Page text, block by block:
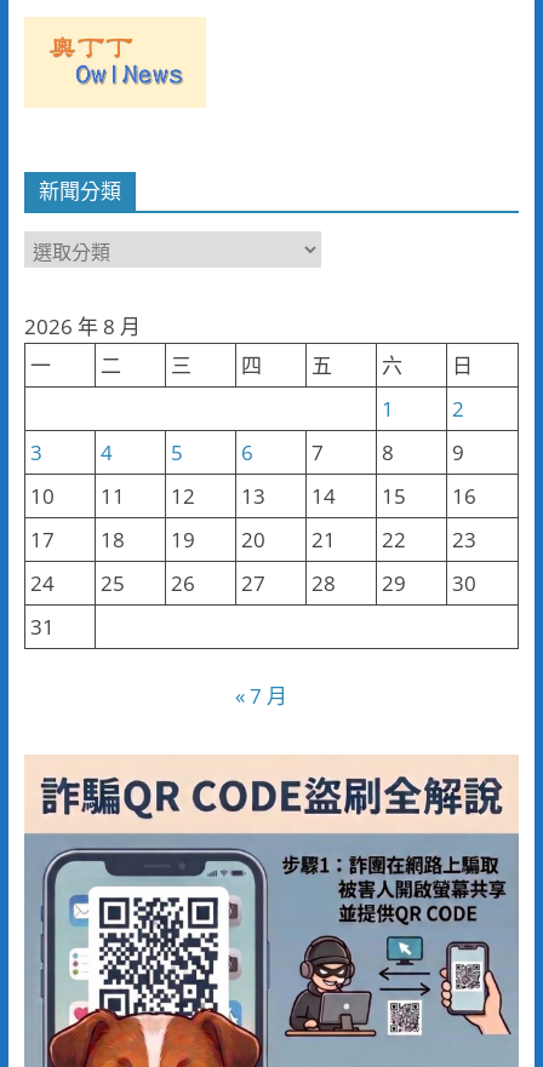
新聞分類
新
類
2026 年 8 月
一
二 三 四 五 六
日
1
2
3
4 5 6 7 8
9
10
11 12 13 14 15
16
17
18 19 20 21 22
23
24
25 26 27 28 29
30
31
« 7 月